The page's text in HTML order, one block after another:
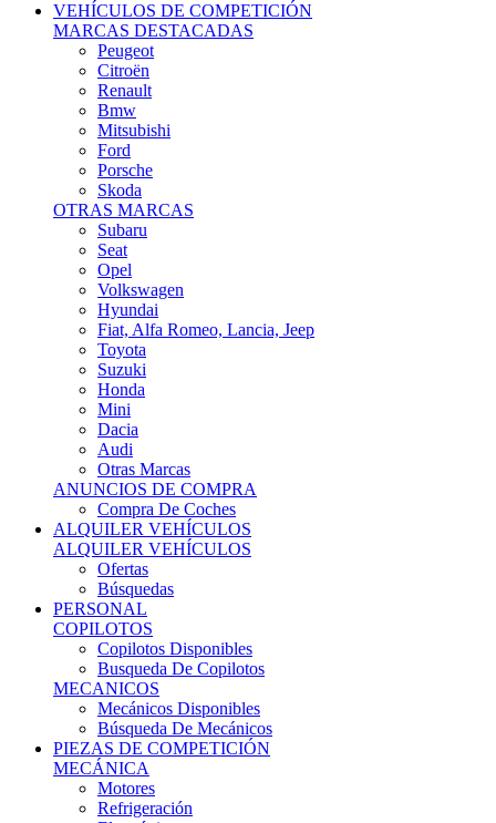
VEHÍCULOS DE COMPETICIÓN
MARCAS DESTACADAS
Peugeot
Citroën
Renault
Bmw
Mitsubishi
Ford
Porsche
Skoda
OTRAS MARCAS
Subaru
Seat
Opel
Volkswagen
Hyundai
Fiat, Alfa Romeo, Lancia, Jeep
Toyota
Suzuki
Honda
Mini
Dacia
Audi
Otras Marcas
ANUNCIOS DE COMPRA
Compra De Coches
ALQUILER VEHÍCULOS
ALQUILER VEHÍCULOS
Ofertas
Búsquedas
PERSONAL
COPILOTOS
Copilotos Disponibles
Busqueda De Copilotos
MECANICOS
Mecánicos Disponibles
Búsqueda De Mecánicos
PIEZAS DE COMPETICIÓN
MECÁNICA
Motores
Refrigeración